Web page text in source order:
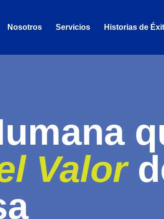
Nosotros Servicios Historias de
Valor